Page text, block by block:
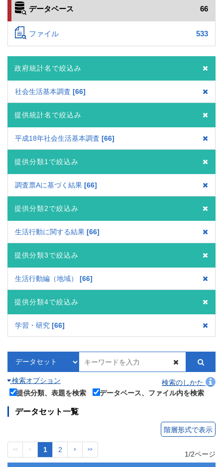
データベース 66
ファイル 533
政府統計名で絞込み
社会生活基本調査 66
提供統計名で絞込み
平成18年社会生活基本調査 66
提供分類1で絞込み
調査票Aに基づく結果 66
提供分類2で絞込み
生活行動に関する結果 66
提供分類3で絞込み
生活行動編（地域） 66
提供分類4で絞込み
学習・研究 66
検索オプション
検索のしかた
提供分類、表題を検索
データベース、ファイル内を検索
データセット一覧
階層形式で表示
<< < 1 2 > >>
1/2ページ